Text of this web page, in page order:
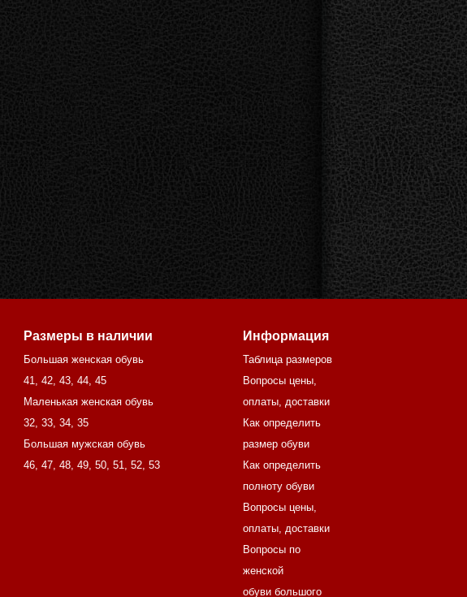
Размеры в наличии
Большая женская обувь
41, 42, 43, 44, 45
Маленькая женская обувь
32, 33, 34, 35
Большая мужская обувь
46, 47, 48, 49, 50, 51, 52, 53
Информация
Таблица размеров
Вопросы цены,
оплаты, доставки
Как определить
размер обуви
Как определить
полноту обуви
Вопросы цены,
оплаты, доставки
Вопросы по
женской
обуви большого